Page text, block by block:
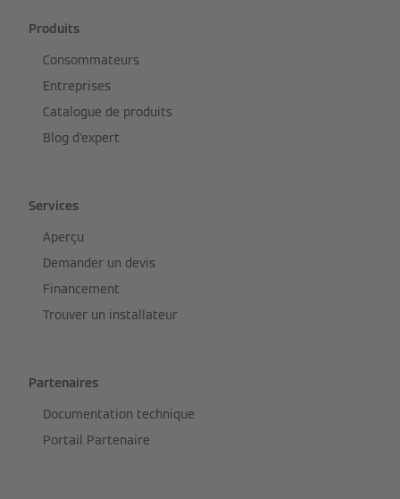
Produits
Consommateurs
Entreprises
Catalogue de produits
Blog d'expert
Services
Aperçu
Demander un devis
Financement
Trouver un installateur
Partenaires
Documentation technique
Portail Partenaire